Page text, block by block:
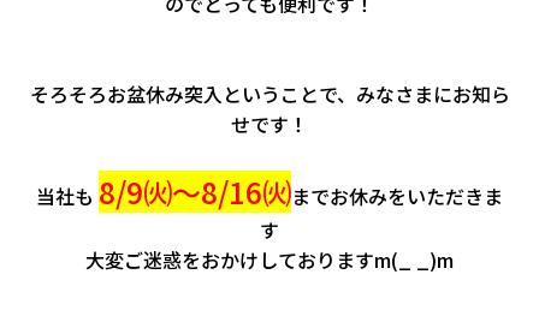
そろそろお盆休み突入ということで、みなさまにお知ら
せです！
当社も 8/9㈫～8/16㈫までお休みをいただきま
す
大変ご迷惑をおかけしておりますm(_ _)m